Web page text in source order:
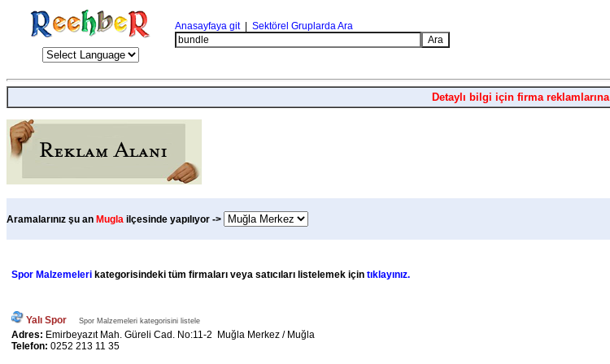
Anasayfaya git| Sektörel Gruplarda Ara
Detaylı bilgi için firma reklamlarına
Aramalarınız şu an Mugla ilçesinde yapılıyor ->
Spor Malzemeleri kategorisindeki tüm firmaları veya satıcıları listelemek için tıklayınız.
Yalı Spor Spor Malzemeleri kategorisini listele
Adres: Emirbeyazıt Mah. Güreli Cad. No:11-2 Muğla Merkez / Muğla
Telefon: 0252 213 11 35